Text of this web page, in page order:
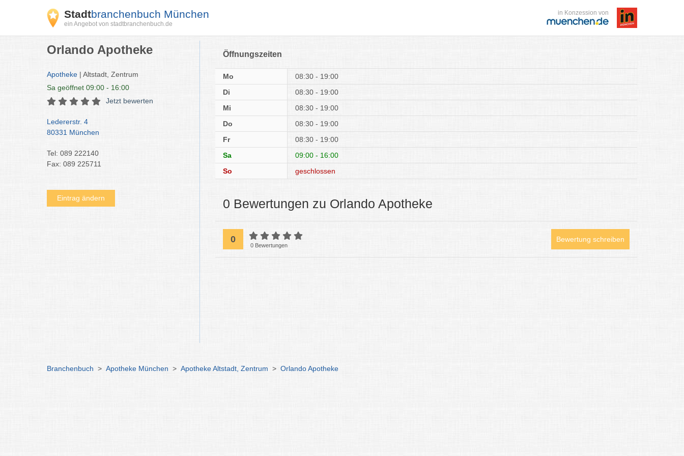
Stadtbranchenbuch München
ein Angebot von stadtbranchenbuch.de
in Konzession von
Orlando Apotheke
Apotheke | Altstadt, Zentrum
Sa geöffnet 09:00 - 16:00
Jetzt bewerten
Ledererstr. 4
80331 München
Tel: 089 222140
Fax: 089 225711
Eintrag ändern
Öffnungszeiten
Mo
08:30 - 19:00
Di
08:30 - 19:00
Mi
08:30 - 19:00
Do
08:30 - 19:00
Fr
08:30 - 19:00
Sa
09:00 - 16:00
So
geschlossen
0 Bewertungen zu Orlando Apotheke
0
0 Bewertungen
Bewertung schreiben
Branchenbuch > Apotheke München > Apotheke Altstadt, Zentrum > Orlando Apotheke